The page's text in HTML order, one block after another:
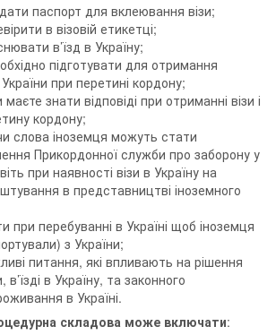
паспорт для вклеювання візи;
в візовій етикетці;
в’їзд в Україну;
підготувати для отримання
при перетині кордону;
знати відповіді при отриманні візи і
кордону;
слова іноземця можуть стати
Прикордонної служби про заборону у
при наявності візи в Україну на
в представництві іноземного
перебуванні в Україні щоб іноземця
з України;
питання, які впливають на рішення
в’їзді в Україну, та законного
в Україні.
складова може включати: